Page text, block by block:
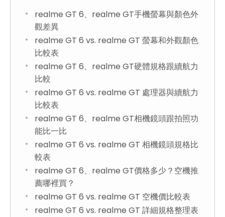
realme GT 6、realme GT手機螢幕與顏色外
觀差異
realme GT 6 vs. realme GT 螢幕和外觀顏色
比較表
realme GT 6、realme GT硬體規格跟續航力
比較
realme GT 6 vs. realme GT 處理器與續航力
比較表
realme GT 6、realme GT相機鏡頭跟拍照功
能比一比
realme GT 6 vs. realme GT 相機鏡頭規格比
較表
realme GT 6、realme GT價格多少？空機推
薦哪裡買？
realme GT 6 vs. realme GT 空機價比較表
realme GT 6 vs. realme GT 詳細規格整理表